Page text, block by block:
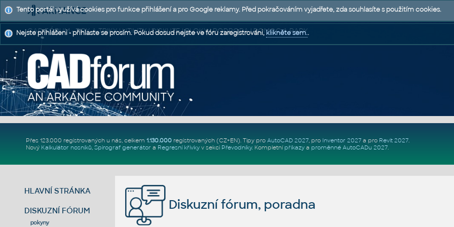
CAD FÓRUM - TIPY A TRIKY | UTILITY | DISKUZE | BLOKY | PODPORA | POMOC A RADY
Přes 123.000 registrovaných u nás, celkem 1.130.000registrovaných (CZ+EN). Tipy pro AutoCAD 2027, pro Inventor 2027a pro Revit 2027.
Nový Kalkulátor nosníků, Spirograf generátor a Regresní křivkyv sekci Převodníky. Kompletní příkazya proměnné AutoCADu 2027.
HLAVNÍ STRÁNKA
DISKUZNÍ FÓRUM
pokyny
Diskuzní fórum, poradna
Tento portál využívá cookies pro funkce přihlášení a pro Google reklamy. Před pokračováním vyjadřete, zda souhlasíte s použitím cookies.
Nejste přihlášeni - přihlaste se prosím. Pokud dosud nejste ve fóru zaregistrováni,klikněte sem..